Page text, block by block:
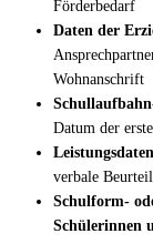
Förderbedarf
Daten der
Wohnanschrift
Datum der
Leistungsdaten
verbale
Schulform-
Schülerinnen